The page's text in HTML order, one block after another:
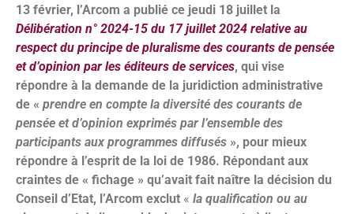
13 février, l’Arcom a publié ce jeudi 18 juillet la
Délibération n° 2024-15 du 17 juillet 2024 relative au
respect du principe de pluralisme des courants de pensée
et d’opinion par les éditeurs de services, qui vise
répondre à la demande de la juridiction administrative
de « prendre en compte la diversité des courants de
pensée et d’opinion exprimés par l’ensemble des
participants aux programmes diffusés », pour mieux
répondre à l’esprit de la loi de 1986. Répondant aux
craintes de « fichage » qu’avait fait naître la décision du
Conseil d’Etat, l’Arcom exclut « la qualification ou au